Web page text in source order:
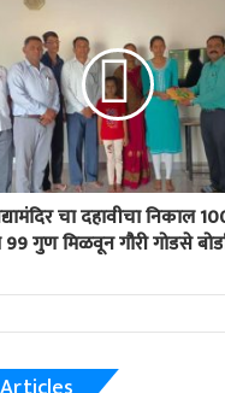
चा दहावीचा निकाल
गुण मिळवून गौरी गोडसे